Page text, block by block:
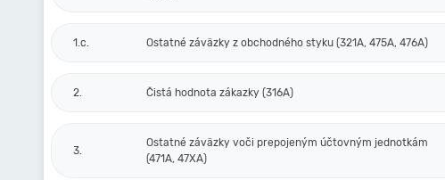
1.c. Ostatné záväzky z obchodného styku (321A, 475A, 476A)
2. Čistá hodnota zákazky (316A)
3.
Ostatné záväzky voči prepojeným účtovným jednotkám
(471A, 47XA)